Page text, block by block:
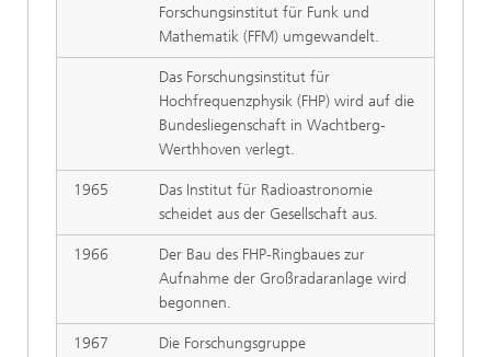
Forschungsinstitut für Funk und
Mathematik (FFM) umgewandelt.
Das Forschungsinstitut für
Hochfrequenzphysik (FHP) wird auf die
Bundesliegenschaft in Wachtberg-
Werthhoven verlegt.
1965
Das Institut für Radioastronomie
scheidet aus der Gesellschaft aus.
1966
Der Bau des FHP-Ringbaues zur
Aufnahme der Großradaranlage wird
begonnen.
1967
Die Forschungsgruppe